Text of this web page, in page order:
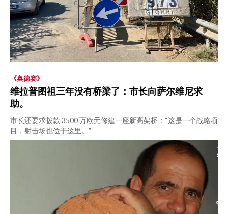
《奥德赛》
维拉普图祖三年没有桥梁了：市长向萨尔维尼求
助。
市长还要求拨款 3500 万欧元修建一座新高架桥：“这是一个战略项
目，射击场也位于这里。”